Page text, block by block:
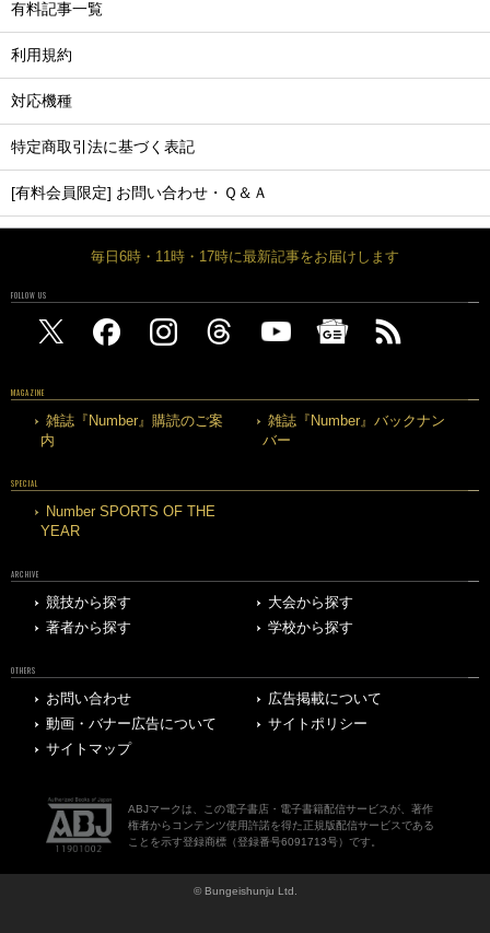
有料記事一覧
利用規約
対応機種
特定商取引法に基づく表記
[有料会員限定] お問い合わせ・Ｑ＆Ａ
毎日6時・11時・17時に最新記事をお届けします
FOLLOW US
MAGAZINE
雑誌『Number』購読のご案
内
雑誌『Number』バックナン
バー
SPECIAL
Number SPORTS OF THE
YEAR
ARCHIVE
競技から探す
大会から探す
著者から探す
学校から探す
OTHERS
お問い合わせ
広告掲載について
動画・バナー広告について
サイトポリシー
サイトマップ
ABJマークは、この電子書店・電子書籍配信サービスが、著作
権者からコンテンツ使用許諾を得た正規版配信サービスである
ことを示す登録商標（登録番号6091713号）です。
© Bungeishunju Ltd.